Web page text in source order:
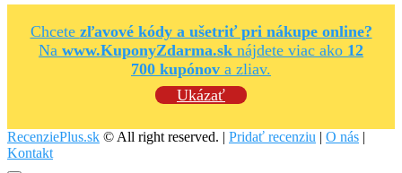
Chcete zľavové kódy a ušetriť pri nákupe online?
Na www.KuponyZdarma.sk nájdete viac ako 12
700 kupónov a zliav.
Ukázať
RecenziePlus.sk © All right reserved. | Pridať recenziu | O nás |
Kontakt